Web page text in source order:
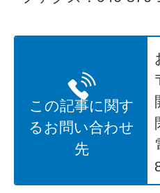
この記事に関す
るお問い合わせ
先